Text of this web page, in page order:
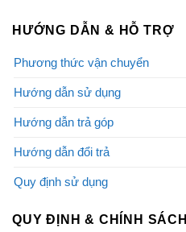
HƯỚNG DẪN & HỖ TRỢ
Phương thức vận chuyển
Hướng dẫn sử dụng
Hướng dẫn trả góp
Hướng dẫn đổi trả
Quy định sử dụng
QUY ĐỊNH & CHÍNH SÁCH